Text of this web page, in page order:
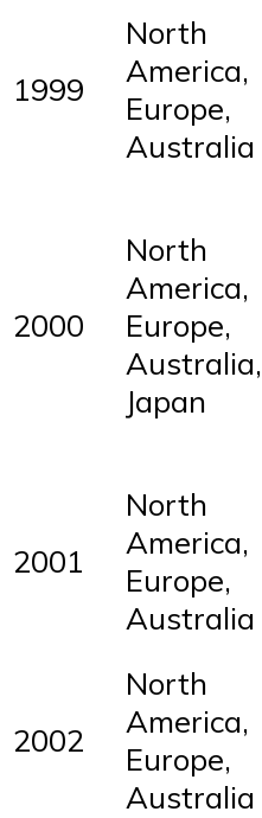
1999
North
America,
Europe,
Australia
2000
North
America,
Europe,
Australia,
Japan
2001
North
America,
Europe,
Australia
2002
North
America,
Europe,
Australia